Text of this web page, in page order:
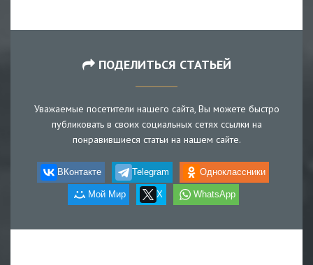
ПОДЕЛИТЬСЯ СТАТЬЕЙ
Уважаемые посетители нашего сайта, Вы можете быстро
публиковать в своих социальных сетях ссылки на
понравившиеся статьи на нашем сайте.
ВКонтакте Telegram Одноклассники
Мой Мир X WhatsApp